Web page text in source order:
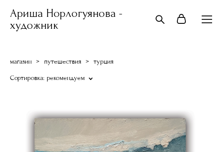
Ариша Норлогуянова -
художник
магазин > путешествия > турция
Сортировка: рекомендуем